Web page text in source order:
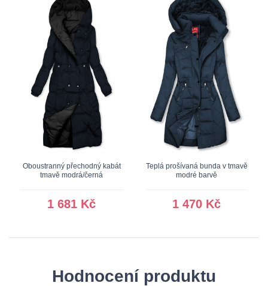
Oboustranný přechodný kabát
tmavě modrá/černá
1 681 Kč
Teplá prošívaná bunda v tmavě
modré barvě
1 470 Kč
Hodnocení produktu